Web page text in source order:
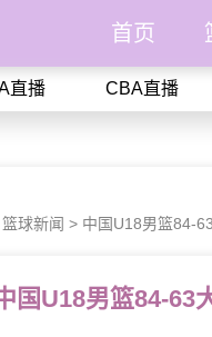
首页
直播 CBA直播
篮球新闻 > 中国U18男篮84-
国U18男篮84-63